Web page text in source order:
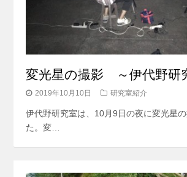
変光星の撮影 ～伊代野研
2019年10月10日 研究室紹介
伊代野研究室は、10月9日の夜に変光星
た。変…